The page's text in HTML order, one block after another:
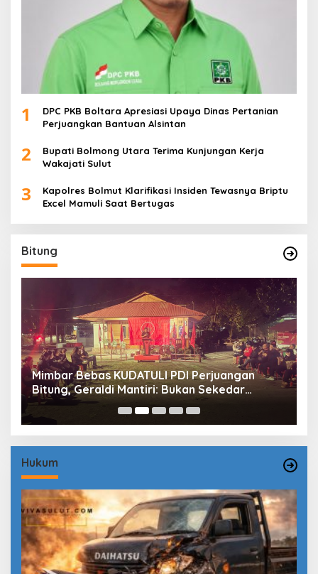
1
DPC PKB Boltara Apresiasi Upaya Dinas Pertanian
Perjuangkan Bantuan Alsintan
2
Bupati Bolmong Utara Terima Kunjungan Kerja
Wakajati Sulut
3
Kapolres Bolmut Klarifikasi Insiden Tewasnya Briptu
Excel Mamuli Saat Bertugas
Bitung
Mimbar Bebas KUDATULI PDI Perjuangan
Bitung, Geraldi Mantiri: Bukan Sekedar
Sejarah
Hukum